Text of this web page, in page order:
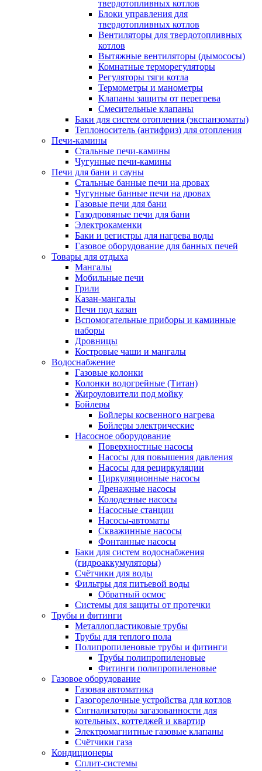
твердотопливных котлов
Блоки управления для
твердотопливных котлов
Вентиляторы для твердотопливных
котлов
Вытяжные вентиляторы (дымососы)
Комнатные терморегуляторы
Регуляторы тяги котла
Термометры и манометры
Клапаны защиты от перегрева
Смесительные клапаны
Баки для систем отопления (экспанзоматы)
Теплоноситель (антифриз) для отопления
Печи-камины
Стальные печи-камины
Чугунные печи-камины
Печи для бани и сауны
Стальные банные печи на дровах
Чугунные банные печи на дровах
Газовые печи для бани
Газодровяные печи для бани
Электрокаменки
Баки и регистры для нагрева воды
Газовое оборудование для банных печей
Товары для отдыха
Мангалы
Мобильные печи
Грили
Казан-мангалы
Печи под казан
Вспомогательные приборы и каминные
наборы
Дровницы
Костровые чаши и мангалы
Водоснабжение
Газовые колонки
Колонки водогрейные (Титан)
Жироуловители под мойку
Бойлеры
Бойлеры косвенного нагрева
Бойлеры электрические
Насосное оборудование
Поверхностные насосы
Насосы для повышения давления
Насосы для рециркуляции
Циркуляционные насосы
Дренажные насосы
Колодезные насосы
Насосные станции
Насосы-автоматы
Скважинные насосы
Фонтанные насосы
Баки для систем водоснабжения
(гидроаккумуляторы)
Счётчики для воды
Фильтры для питьевой воды
Обратный осмос
Системы для защиты от протечки
Трубы и фитинги
Металлопластиковые трубы
Трубы для теплого пола
Полипропиленовые трубы и фитинги
Трубы полипропиленовые
Фитинги полипропиленовые
Газовое оборудование
Газовая автоматика
Газогорелочные устройства для котлов
Сигнализаторы загазованности для
котельных, коттеджей и квартир
Электромагнитные газовые клапаны
Счётчики газа
Кондиционеры
Сплит-системы